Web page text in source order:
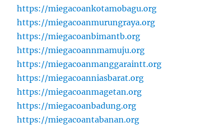
https://miegacoankotamobagu.org
https://miegacoanmurungraya.org
https://miegacoanbimantb.org
https://miegacoannmamuju.org
https://miegacoanmanggaraintt.org
https://miegacoanniasbarat.org
https://miegacoanmagetan.org
https://miegacoanbadung.org
https://miegacoantabanan.org